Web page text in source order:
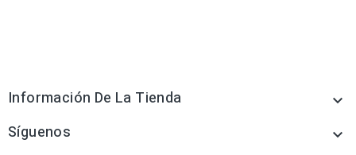
Información De La Tienda 
Síguenos 